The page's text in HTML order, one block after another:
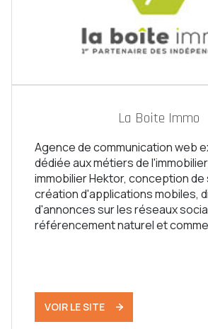
La Boite Immo
Agence de communication web
dédiée aux métiers de
immobilier Hektor, conception
création d'applications mobiles,
d'annonces sur les réseaux
référencement naturel et
VOIR LE SITE